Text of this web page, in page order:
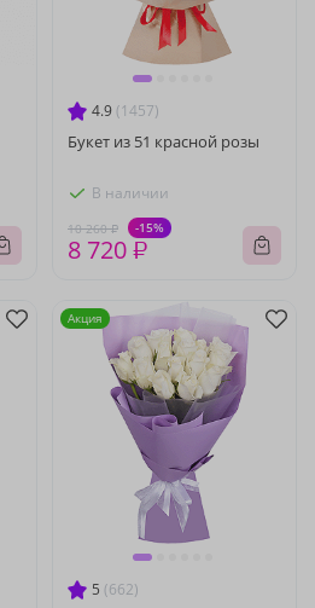
4.9 (1457)
Букет из 51 красной розы
В наличии
10 260 ₽ -15%
8 720 ₽
5 (662)
Акция